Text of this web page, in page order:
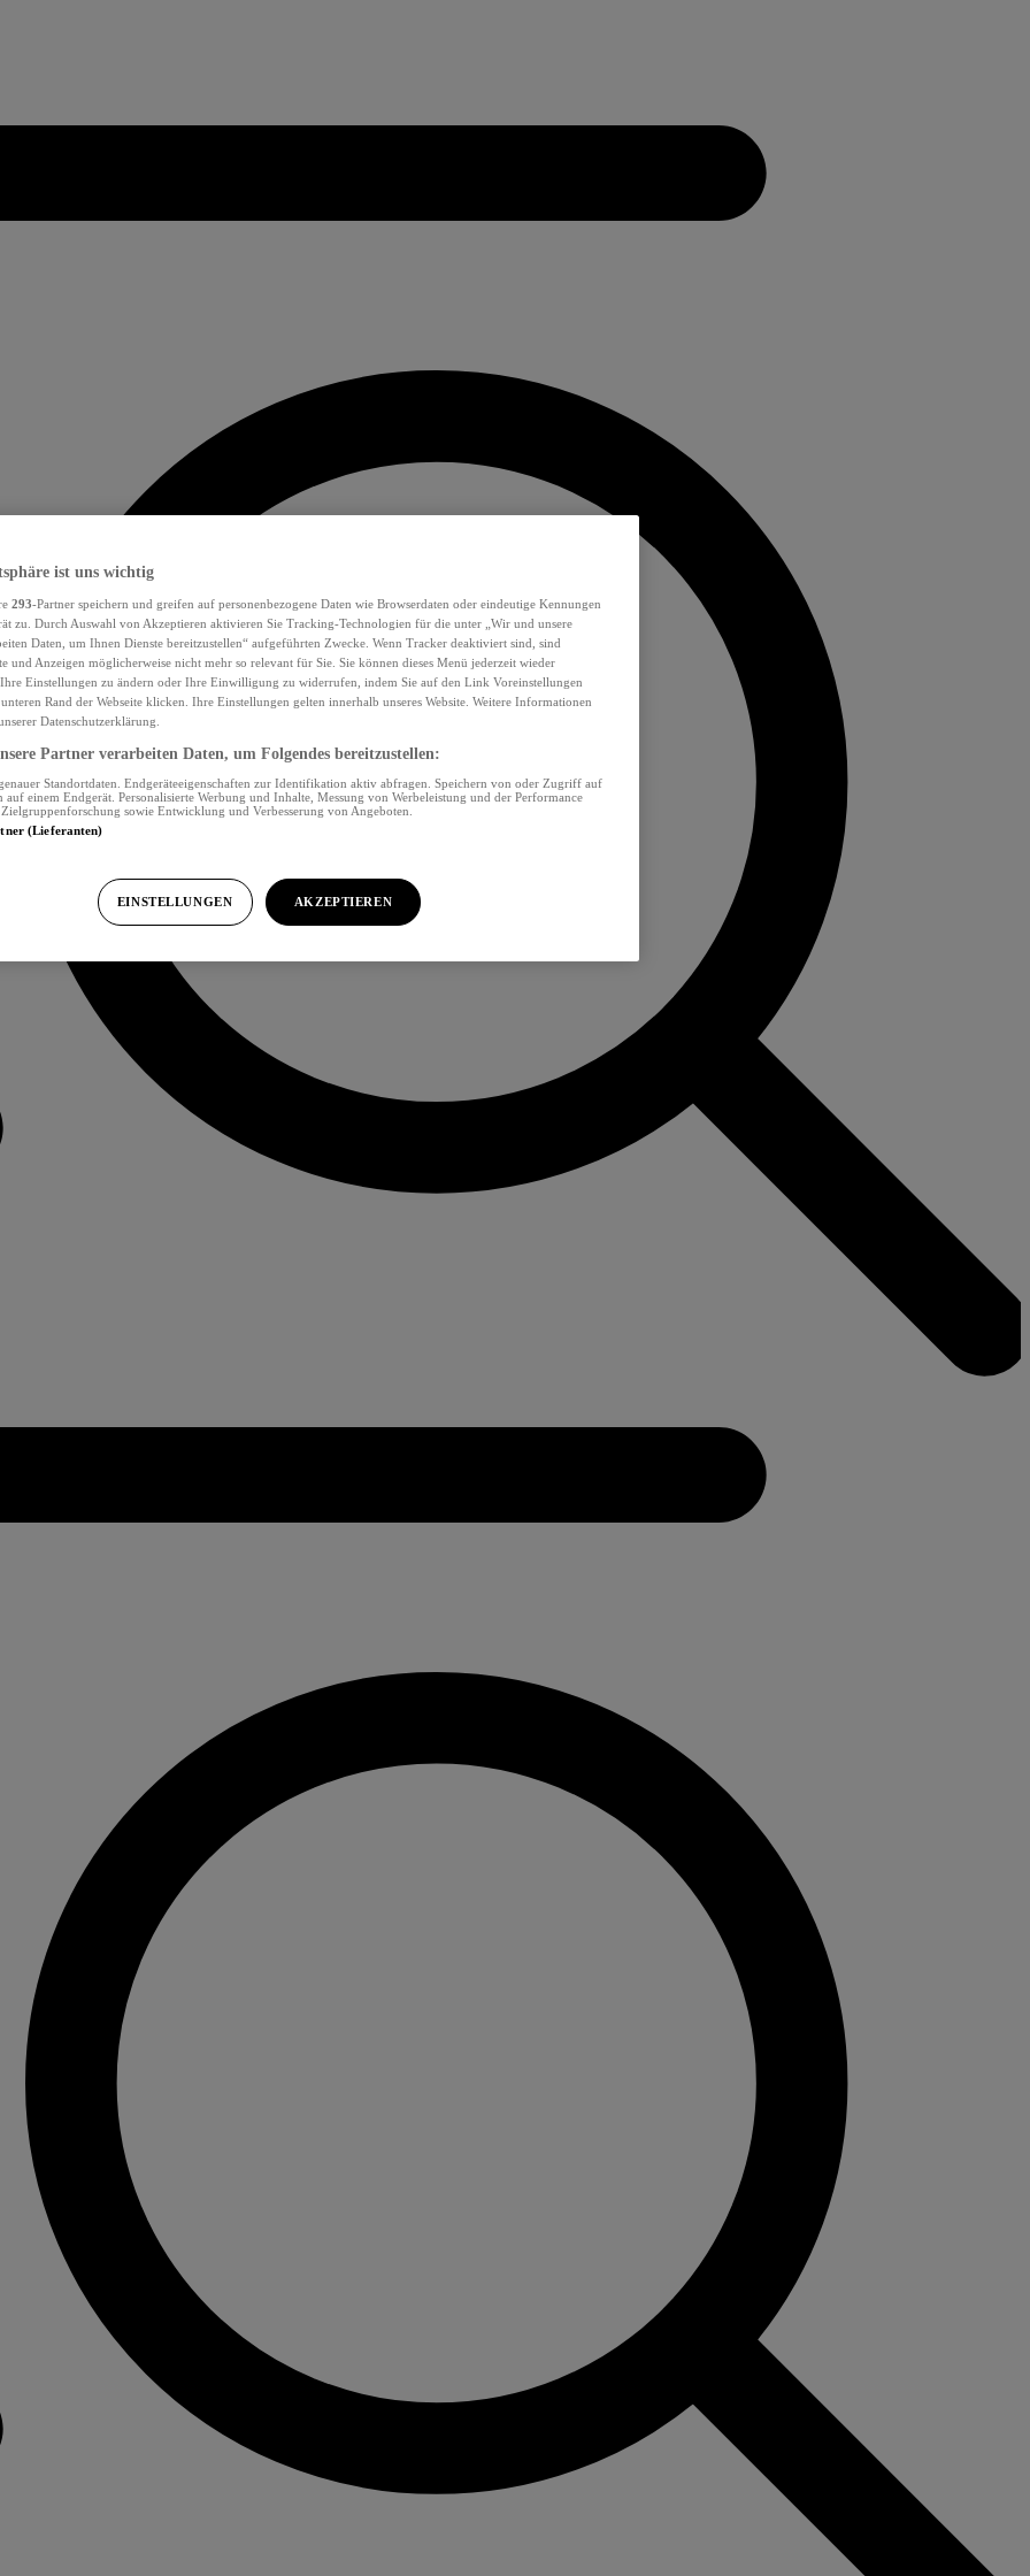
ist uns wichtig
293-Partner speichern und greifen auf personenbezogene Daten wie Browserdaten oder eindeutige Kennungen
zu. Durch Auswahl von Akzeptieren aktivieren Sie Tracking-Technologien für die unter „Wir und unsere
Daten, um Ihnen Dienste bereitzustellen“ aufgeführten Zwecke. Wenn Tracker deaktiviert sind, sind
und Anzeigen möglicherweise nicht mehr so relevant für Sie. Sie können dieses Menü jederzeit wieder
Einstellungen zu ändern oder Ihre Einwilligung zu widerrufen, indem Sie auf den Link Voreinstellungen
Rand der Webseite klicken. Ihre Einstellungen gelten innerhalb unseres Website. Weitere Informationen
Datenschutzerklärung.
Partner verarbeiten Daten, um Folgendes bereitzustellen:
Standortdaten. Endgeräteeigenschaften zur Identifikation aktiv abfragen. Speichern von oder Zugriff auf
einem Endgerät. Personalisierte Werbung und Inhalte, Messung von Werbeleistung und der Performance
sowie Entwicklung und Verbesserung von Angeboten.
(Lieferanten)
EINSTELLUNGEN AKZEPTIEREN